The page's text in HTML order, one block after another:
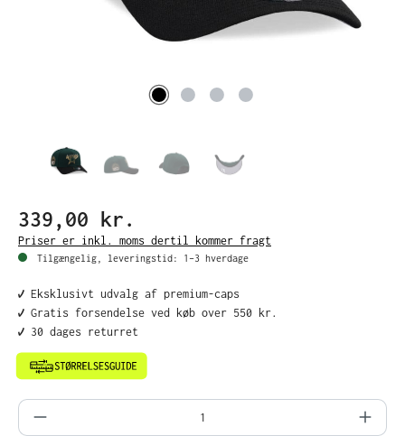
339,00 kr.
Priser er inkl. moms dertil kommer fragt
Tilgængelig, leveringstid: 1–3 hverdage
✔️ Eksklusivt udvalg af premium-caps
✔️ Gratis forsendelse ved køb over 550 kr.
✔️ 30 dages returret
Produktmængde: Indtast det ønskede